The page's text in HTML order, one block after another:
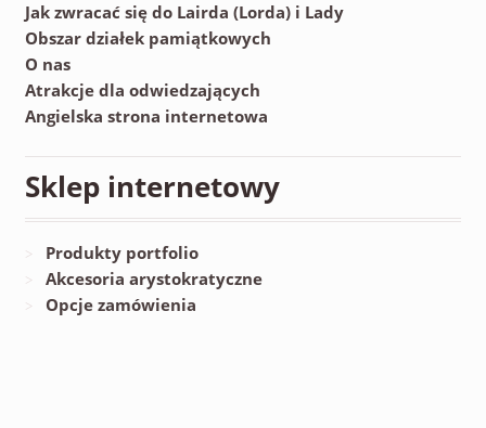
Jak zwracać się do Lairda (Lorda) i Lady
Obszar działek pamiątkowych
O nas
Atrakcje dla odwiedzających
Angielska strona internetowa
Sklep internetowy
Produkty portfolio
Akcesoria arystokratyczne
Opcje zamówienia